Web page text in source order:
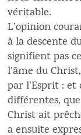
véritable.
L’opinion
à la descente
signifient pas
l’âme du
par l’Esprit : et
différentes,
Christ ait
a ensuite